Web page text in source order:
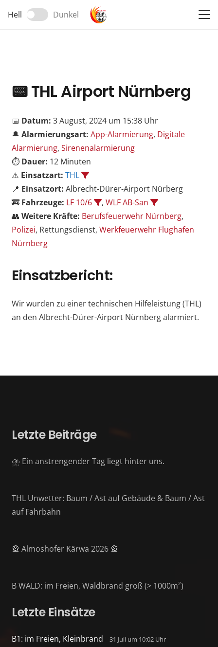
Hell Dunkel
📟THL Airport Nürnberg
📅 Datum: 3 August, 2024 um 15:38 Uhr
🔔 Alarmierungsart: App-Alarmierung, Digitale
Alarmierung, Sirenenalarmierung
⏱️ Dauer: 12 Minuten
⚠️ Einsatzart: THL
📍 Einsatzort: Albrecht-Dürer-Airport Nürberg
🚒 Fahrzeuge: LF 10/6 , WLF AB-San
👥 Weitere Kräfte: Berufsfeuerwehr Nürnberg,
Polizei, Rettungsdienst, Werkfeuerwehr Flughafen
Nürnberg
Einsatzbericht:
Wir wurden zu einer technischen Hilfeleistung (THL)
an den Albrecht-Dürer-Airport Nürnberg alarmiert.
Letzte Beiträge
⛈️ Ein anstrengender Tag liegt hinter uns.
THL Unwetter: Baum / Ast auf Gebäude & Baum / Ast
auf Fahrbahn
🎡 Almoshofer Kärwa 2026 🎡
B WALD: im Freien, Waldbrand groß (> 1000m²)
Letzte Einsätze
B1: im Freien, Kleinbrand 31 Juli um 10:02 Uhr